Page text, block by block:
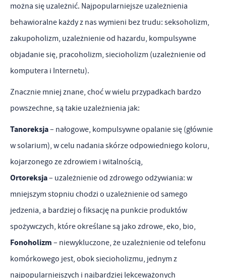
można się uzależnić. Najpopularniejsze uzależnienia
behawioralne każdy z nas wymieni bez trudu: seksoholizm,
zakupoholizm, uzależnienie od hazardu, kompulsywne
objadanie się, pracoholizm, siecioholizm (uzależnienie od
komputera i Internetu).
Znacznie mniej znane, choć w wielu przypadkach bardzo
powszechne, są takie uzależnienia jak:
Tanoreksja– nałogowe, kompulsywne opalanie się (głównie
w solarium), w celu nadania skórze odpowiedniego koloru,
kojarzonego ze zdrowiem i witalnością,
Ortoreksja– uzależnienie od zdrowego odżywiania: w
mniejszym stopniu chodzi o uzależnienie od samego
jedzenia, a bardziej o fiksację na punkcie produktów
spożywczych, które określane są jako zdrowe, eko, bio,
Fonoholizm – niewykluczone, że uzależnienie od telefonu
komórkowego jest, obok siecioholizmu, jednym z
najpopularniejszych i najbardziej lekceważonych